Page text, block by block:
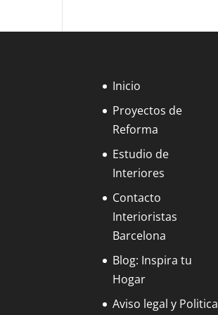
Inicio
Proyectos de
Reforma
Estudio de
Interiores
Contacto
Interioristas
Barcelona
Blog: Inspira tu
Hogar
Aviso legal y Politica